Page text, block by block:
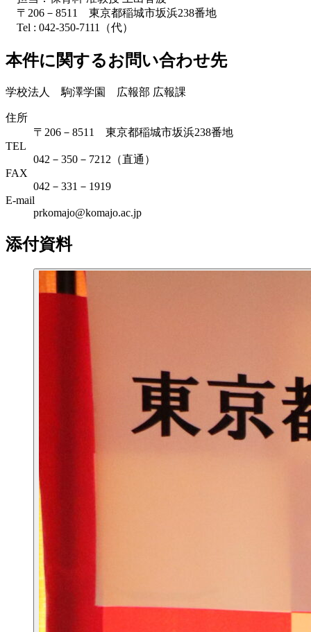
〒206－8511 東京都稲城市坂浜238番地
Tel : 042-350-7111 （代）
本件に関するお問い合わせ先
学校法人 駒澤学園 広報部 広報課
住所
〒206－8511 東京都稲城市坂浜238番地
TEL
042－350－7212（直通）
FAX
042－331－1919
E-mail
prkomajo@komajo.ac.jp
添付資料